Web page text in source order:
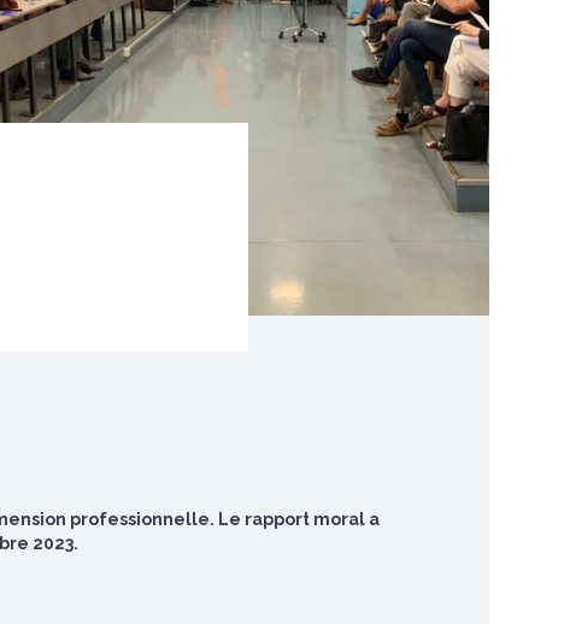
professionnelle. Le rapport moral a
2023.